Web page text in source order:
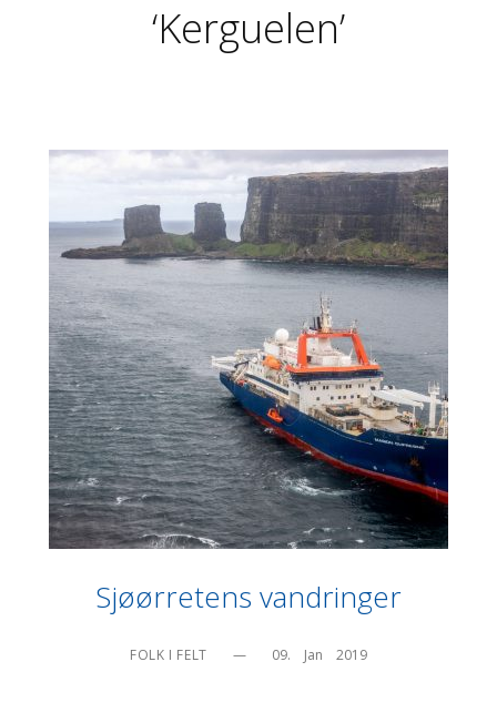
‘Kerguelen’
Sjøørretens vandringer
FOLK I FELT — 09.    Jan    2019